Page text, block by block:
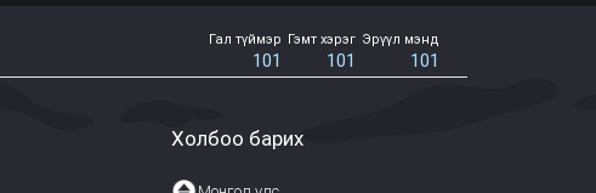
Гал түймэр
101
Гэмт хэрэг
101
Эрүүл мэнд
101
Холбоо барих